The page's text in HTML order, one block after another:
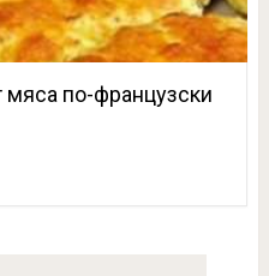
мяса по-французски